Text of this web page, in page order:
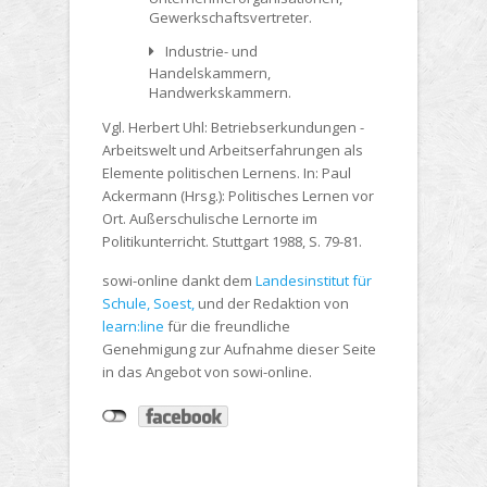
Gewerkschaftsvertreter.
Industrie- und
Handelskammern,
Handwerkskammern.
Vgl. Herbert Uhl: Betriebserkundungen -
Arbeitswelt und Arbeitserfahrungen als
Elemente politischen Lernens. In: Paul
Ackermann (Hrsg.): Politisches Lernen vor
Ort. Außerschulische Lernorte im
Politikunterricht. Stuttgart 1988, S. 79-81.
sowi-online dankt dem Landesinstitut für
Schule, Soest, und der Redaktion von
learn:line für die freundliche
Genehmigung zur Aufnahme dieser Seite
in das Angebot von sowi-online.